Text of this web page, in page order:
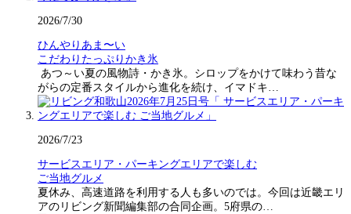
2026/7/30
ひんやりあま〜い
こだわりたっぷりかき氷
あつ～い夏の風物詩・かき氷。シロップをかけて味わう昔な
がらの定番スタイルから進化を続け、イマドキ…
2026/7/23
サービスエリア・パーキングエリアで楽しむ
ご当地グルメ
夏休み、高速道路を利用する人も多いのでは。今回は近畿エリ
アのリビング新聞編集部の合同企画。5府県の…